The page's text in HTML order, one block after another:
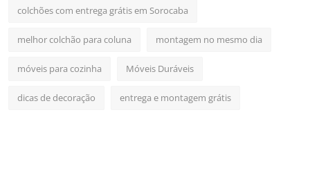
colchões com entrega grátis em Sorocaba
melhor colchão para coluna montagem no mesmo dia
móveis para cozinha Móveis Duráveis
dicas de decoração entrega e montagem grátis